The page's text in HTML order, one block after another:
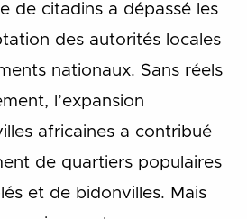
de citadins a dépassé les
des autorités locales
nationaux. Sans réels
l’expansion
africaines a contribué
de quartiers populaires
et de bidonvilles. Mais